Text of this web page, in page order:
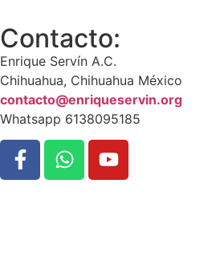
Contacto:
Enrique Servín A.C.
Chihuahua, Chihuahua México
contacto@enriqueservin.org
Whatsapp 6138095185